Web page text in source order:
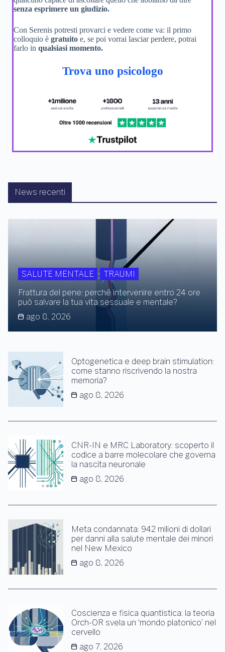
senza esprimere un giudizio.
Con Serenis potresti provarci e vedere come va: il primo
colloquio è gratuito e, se poi vorrai lasciar perdere, potrai
farlo in qualsiasi momento.
Trova uno psicologo
News recenti
SALUTE MENTALE
TRAUMI
Frattura del pene: perché intervenire entro 24 ore
può salvare la tua vita sessuale e mentale?
ago 8, 2026
Optogenetica e deep brain stimulation:
come stanno riscrivendo la nostra
memoria?
ago 8, 2026
CNR-IN e MRC Laboratory: scoperto il
codice a barre molecolare che governa
la nascita neuronale
ago 8, 2026
Meta condannata: 942 milioni di dollari
per danni alla salute mentale dei minori
nel New Mexico
ago 8, 2026
Coscienza e fisica quantistica: la teoria
Orch-OR svela un ‘mondo platonico’ nel
cervello
ago 7, 2026